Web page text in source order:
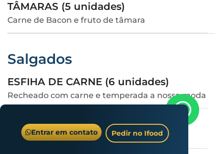
TÂMARAS (5 unidades)
Carne de Bacon e fruto de tâmara
Salgados
ESFIHA DE CARNE (6 unidades)
Recheado com carne e temperada a nossa moda
ESFIHA DE QUEIJO (6 unidades)
Queijo árabe e mussarela
Entrar em contato Pedir no Ifood